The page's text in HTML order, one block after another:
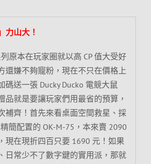
力山大！
列原本在玩家圈就以高 CP 值大受好
還嫌不夠寵粉，現在不只在價格上
碼送一張 Ducky Ducko 電競大鼠
品就是要讓玩家們用最省的預算，
補齊！首先來看桌面空間救星、採
簡配置的 OK-M-75，本來賣 2090
現在現折四百只要 1690 元！如果
日常少不了數字鍵的實用派，那就